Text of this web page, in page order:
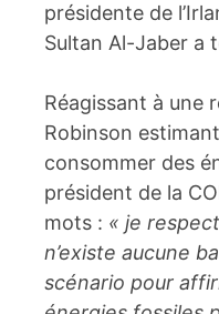
présidente de
Sultan Al-Jaber a
Réagissant à une
Robinson
consommer des
président de la
mots : « je
n’existe aucune
scénario pour